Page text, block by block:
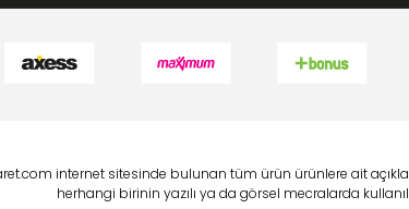
internet sitesinde bulunan tüm ürün ürünlere ait
herhangi birinin yazılı ya da görsel mecralarda